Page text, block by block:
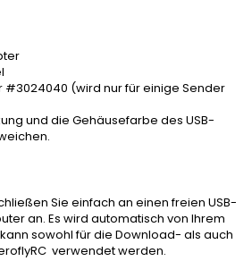
#3024040 (wird nur für einige Sender
und die Gehäusefarbe des USB-
Sie einfach an einen freien USB-
an. Es wird automatisch von Ihrem
sowohl für die Download- als auch
verwendet werden.